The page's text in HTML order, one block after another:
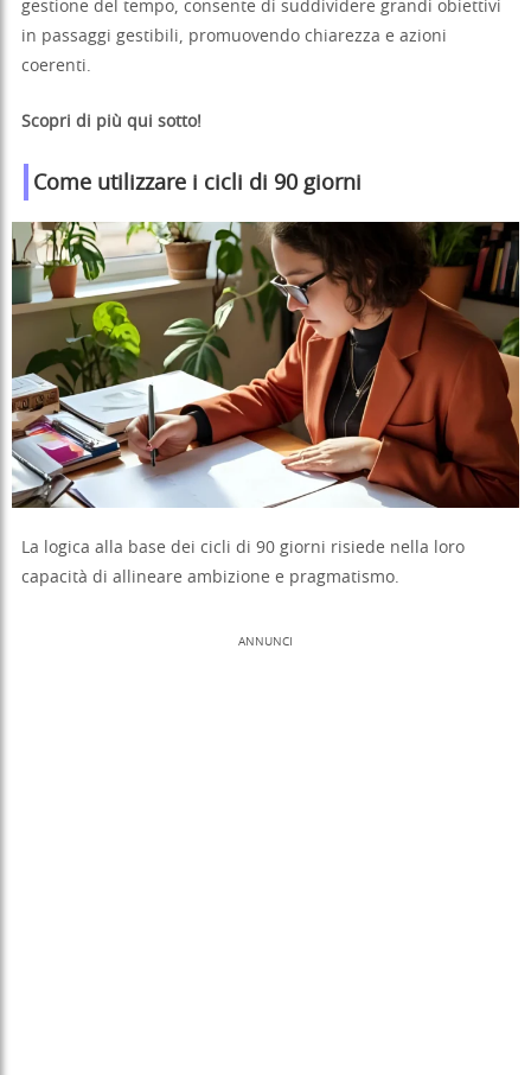
gestione del tempo, consente di suddividere grandi obiettivi
in passaggi gestibili, promuovendo chiarezza e azioni
coerenti.
Scopri di più qui sotto!
Come utilizzare i cicli di 90 giorni
La logica alla base dei cicli di 90 giorni risiede nella loro
capacità di allineare ambizione e pragmatismo.
ANNUNCI